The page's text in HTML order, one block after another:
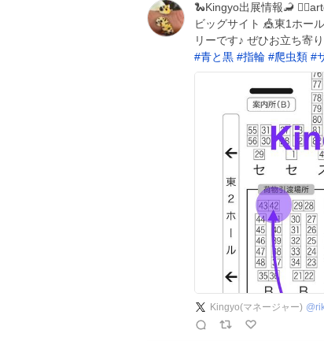
🐍Kingyo出展情報🦂
ビッグサイト 🎪東1ホー
リーです♪ ぜひお立ち寄
#青と黒 #指輪 #爬虫類 #
Kingyo(マネージャー) @